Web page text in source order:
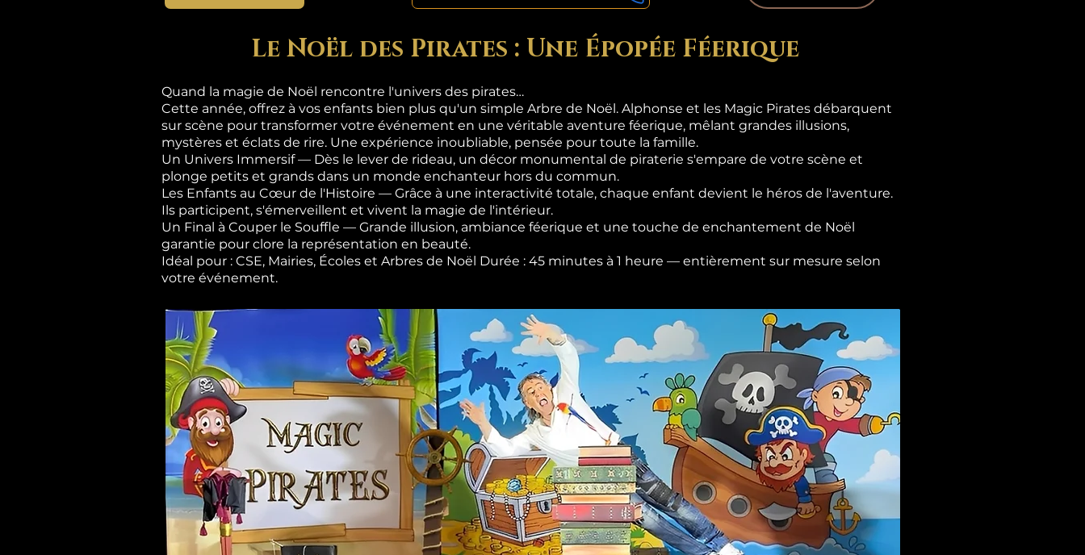
Le Noël des Pirates : Une Épopée Féerique
Quand la magie de Noël rencontre l'univers des pirates…
Cette année, offrez à vos enfants bien plus qu'un simple Arbre de Noël. Alphonse et les Magic Pirates débarquent
sur scène pour transformer votre événement en une véritable aventure féerique, mêlant grandes illusions,
mystères et éclats de rire. Une expérience inoubliable, pensée pour toute la famille.
Un Univers Immersif — Dès le lever de rideau, un décor monumental de piraterie s'empare de votre scène et
plonge petits et grands dans un monde enchanteur hors du commun.
Les Enfants au Cœur de l'Histoire — Grâce à une interactivité totale, chaque enfant devient le héros de l'aventure.
Ils participent, s'émerveillent et vivent la magie de l'intérieur.
Un Final à Couper le Souffle — Grande illusion, ambiance féerique et une touche de enchantement de Noël
garantie pour clore la représentation en beauté.
Idéal pour : CSE, Mairies, Écoles et Arbres de Noël Durée : 45 minutes à 1 heure — entièrement sur mesure selon
votre événement.